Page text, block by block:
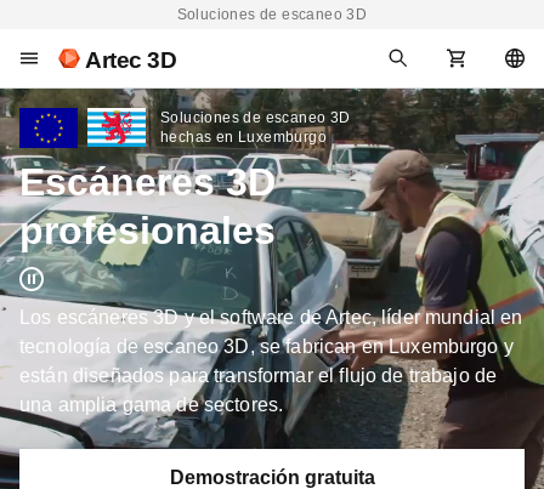
Soluciones de escaneo 3D
Artec 3D
Escáneres 3D
profesionales
Soluciones de escaneo 3D
hechas en Luxemburgo
Los escáneres 3D y el software de Artec, líder mundial en
tecnología de escaneo 3D, se fabrican en Luxemburgo y
están diseñados para transformar el flujo de trabajo de
una amplia gama de sectores.
Demostración gratuita